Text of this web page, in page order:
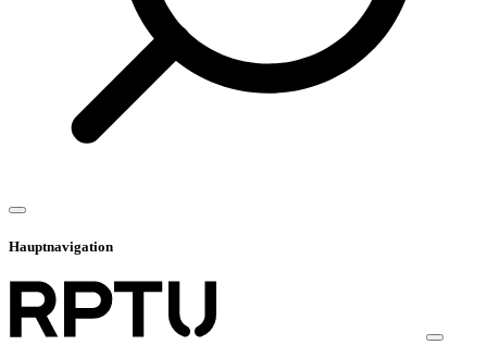
Hauptnavigation